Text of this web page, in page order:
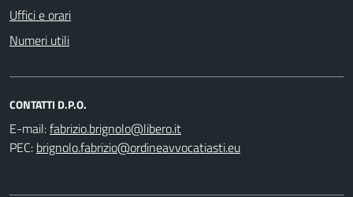
Uffici e orari
Numeri utili
CONTATTI D.P.O.
E-mail:
PEC: